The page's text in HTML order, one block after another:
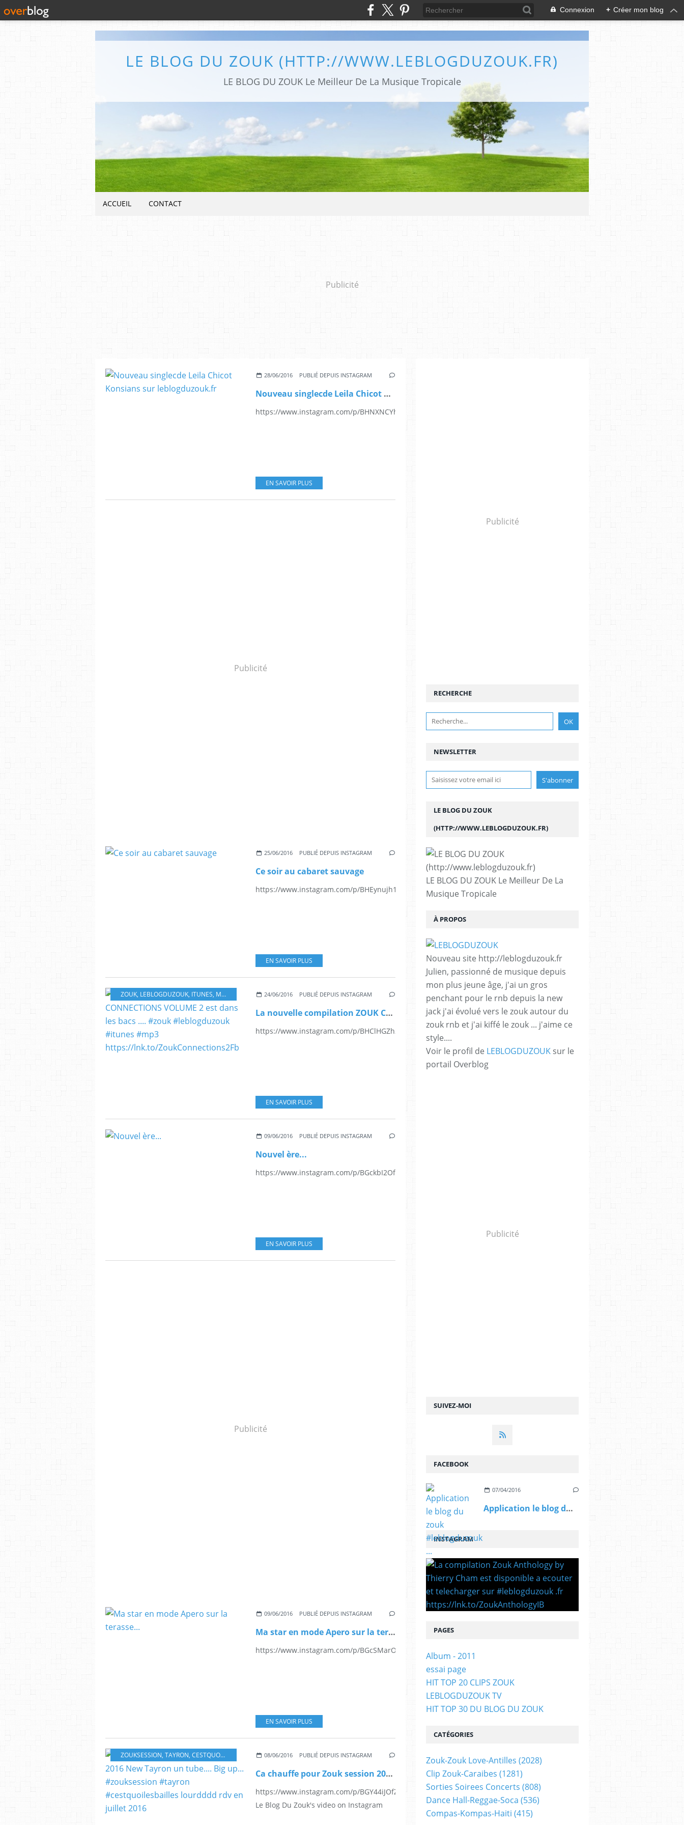
Connexion + Créer mon blog
LE BLOG DU ZOUK (HTTP://WWW.LEBLOGDUZOUK.FR)
LE BLOG DU ZOUK Le Meilleur De La Musique Tropicale
ACCUEIL CONTACT
Publicité
28/06/2016 PUBLIÉ DEPUIS INSTAGRAM
Nouveau singlecde Leila Chicot Konsians sur leblogduzouk.fr
https://www.instagram.com/p/BHNXNCYhcZg/
EN SAVOIR PLUS
Publicité
25/06/2016 PUBLIÉ DEPUIS INSTAGRAM
Ce soir au cabaret sauvage
https://www.instagram.com/p/BHEynujh1q3/
EN SAVOIR PLUS
ZOUK, LEBLOGDUZOUK, ITUNES, MP3 24/06/2016 PUBLIÉ DEPUIS INSTAGRAM
La nouvelle compilation ZOUK CONNECTIONS VOLUME 2 est dans les bacs .... #zouk #leblogduzouk #itunes #mp3 https://lnk.to/ZoukConnections2Fb
https://www.instagram.com/p/BHClHGZh2mq/
EN SAVOIR PLUS
09/06/2016 PUBLIÉ DEPUIS INSTAGRAM
Nouvel ère...
https://www.instagram.com/p/BGckbI2OfRH/
EN SAVOIR PLUS
Publicité
09/06/2016 PUBLIÉ DEPUIS INSTAGRAM
Ma star en mode Apero sur la terasse...
https://www.instagram.com/p/BGcSMarOfUK/
EN SAVOIR PLUS
ZOUKSESSION, TAYRON, CESTQUOILESBAILLES 08/06/2016 PUBLIÉ DEPUIS INSTAGRAM
Ca chauffe pour Zouk session 2016 New Tayron un tube.... Big up... #zouksession #tayron #cestquoilesbailles lourdddd rdv en juillet 2016
https://www.instagram.com/p/BGY44iJOfZi/
Le Blog Du Zouk's video on Instagram
Publicité
NEWSLETTER
SUIVEZ-MOI
RECHERCHE
LE BLOG DU ZOUK
(HTTP://WWW.LEBLOGDUZOUK.FR)
LE BLOG DU ZOUK Le Meilleur De La
Musique Tropicale
À PROPOS
Nouveau site http://leblogduzouk.fr
Julien, passionné de musique depuis
mon plus jeune âge, j'ai un gros
penchant pour le rnb depuis la new
jack j'ai évolué vers le zouk autour du
zouk rnb et j'ai kiffé le zouk ... j'aime ce
style....
Voir le profil de LEBLOGDUZOUK sur le
portail Overblog
Publicité
FACEBOOK
07/04/2016
Application le blog du zouk #leblogduzouk ...
INSTAGRAM
PAGES
Album - 2011
essai page
HIT TOP 20 CLIPS ZOUK
LEBLOGDUZOUK TV
HIT TOP 30 DU BLOG DU ZOUK
CATÉGORIES
Zouk-Zouk Love-Antilles (2028)
Clip Zouk-Caraibes (1281)
Sorties Soirees Concerts (808)
Dance Hall-Reggae-Soca (536)
Compas-Kompas-Haiti (415)